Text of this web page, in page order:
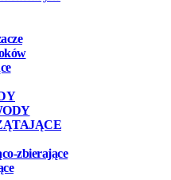
zbierające